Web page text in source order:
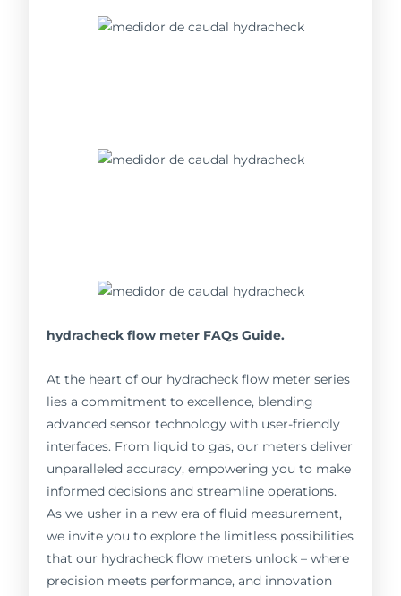
hydracheck flow meter FAQs Guide.
At the heart of our hydracheck flow meter series
lies a commitment to excellence, blending
advanced sensor technology with user-friendly
interfaces. From liquid to gas, our meters deliver
unparalleled accuracy, empowering you to make
informed decisions and streamline operations.
As we usher in a new era of fluid measurement,
we invite you to explore the limitless possibilities
that our hydracheck flow meters unlock – where
precision meets performance, and innovation